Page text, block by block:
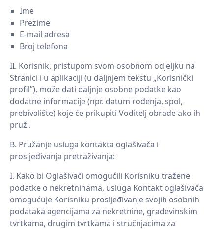
Ime
Prezime
E-mail adresa
Broj telefona
Korisnik, pristupom svom osobnom odjeljku na
Stranici i u aplikaciji (u daljnjem tekstu „Korisnički
profil”), može dati daljnje osobne podatke kao
dodatne informacije (npr. datum rođenja, spol,
prebivalište) koje će prikupiti Voditelj obrade ako ih
pruži.
Pružanje usluga kontakta oglašivača i
prosljeđivanja pretraživanja:
Kako bi Oglašivači omogućili Korisniku tražene
podatke o nekretninama, usluga Kontakt oglašivača
omogućuje Korisniku prosljeđivanje svojih osobnih
podataka agencijama za nekretnine, građevinskim
tvrtkama, drugim tvrtkama i stručnjacima za